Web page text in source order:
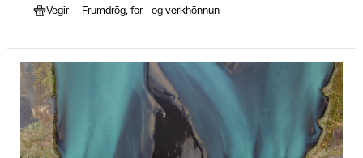
Vegir Frumdrög, for - og verkhönnun